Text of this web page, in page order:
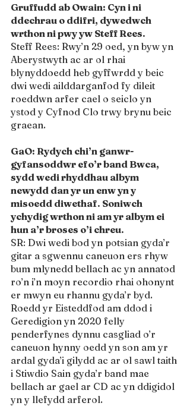
Gruffudd ab Owain: Cyn i ni
ddechrau o ddifri, dywedwch
wrthon ni pwy yw Steff Rees.
Steff Rees: Rwy’n 29 oed, yn byw yn
Aberystwyth ac ar ol rhai
blynyddoedd heb gyffwrdd y beic
dwi wedi ailddarganfod fy dileit
roeddwn arfer cael o seiclo yn
ystod y Cyfnod Clo trwy brynu beic
graean.
GaO: Rydych chi’n ganwr-
gyfansoddwr efo’r band Bwca,
sydd wedi rhyddhau albym
newydd dan yr un enw yn y
misoedd diwethaf. Soniwch
ychydig wrthon ni am yr albym ei
hun a’r broses o’i chreu.
SR: Dwi wedi bod yn potsian gyda’r
gitar a sgwennu caneuon ers rhyw
bum mlynedd bellach ac yn annatod
ro’n i’n moyn recordio rhai ohonynt
er mwyn eu rhannu gyda’r byd.
Roedd yr Eisteddfod am ddod i
Geredigion yn 2020 felly
penderfynes dynnu casgliad o’r
caneuon hynny oedd yn son am yr
ardal gyda’i gilydd ac ar ol sawl taith
i Stiwdio Sain gyda’r band mae
bellach ar gael ar CD ac yn ddigidol
yn y llefydd arferol.